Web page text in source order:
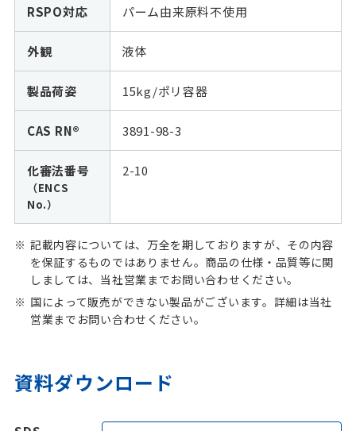
RSPO対応 パーム由来原料不使用
外観 液体
製品荷姿 15kg/ポリ容器
CAS RN® 3891-98-3
化審法番号
（ENCS
No.）
2-10
記載内容については、万全を期しておりますが、その内容
を保証するものではありません。商品の仕様・品質等に関
しましては、当社営業までお問い合わせください。
国によって販売ができない製品がございます。詳細は当社
営業までお問い合わせください。
資料ダウンロード